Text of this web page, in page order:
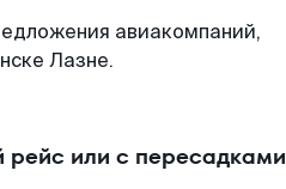
авиакомпаний,
Лазне.
или с пересадками